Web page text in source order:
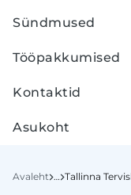
Sündmused
Tööpakkumised
Kontaktid
Asukoht
Avaleht … 2019
Tallinna